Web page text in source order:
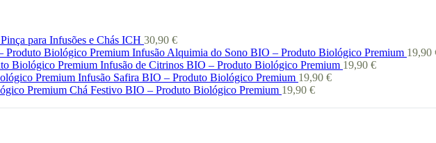
Pinça para Infusões e Chás ICH 30,90 €
Infusão Alquimia do Sono BIO – Produto Biológico Premium 19,90
Infusão de Citrinos BIO – Produto Biológico Premium 19,90 €
Infusão Safira BIO – Produto Biológico Premium 19,90 €
Chá Festivo BIO – Produto Biológico Premium 19,90 €